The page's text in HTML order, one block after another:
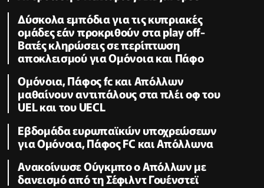
Δύσκολα εμπόδια για τις κυπριακές
ομάδες εάν προκριθούν στα play off-
Βατές κληρώσεις σε περίπτωση
αποκλεισμού για Ομόνοια και Πάφο
Ομόνοια, Πάφος fc και Απόλλων
μαθαίνουν αντιπάλους στα πλέι οφ του
UEL και του UECL
Εβδομάδα ευρωπαϊκών υποχρεώσεων
για Ομόνοια, Πάφος FC και Απόλλωνα
Ανακοίνωσε Ούγκμπο ο Απόλλων με
δανεισμό από τη Σέφιλντ Γουένστεϊ